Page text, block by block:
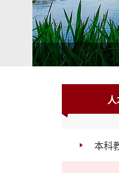
1 2 3
人
本科